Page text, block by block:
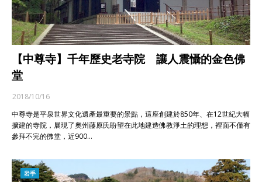
【中尊寺】千年歷史老寺院 讓人震懾的金色佛
堂
2018/10/16
中尊寺是平泉世界文化遺產最重要的景點，這座創建於850年、在12世紀大幅
擴建的寺院，展現了奧州藤原氏盼望在此地建造佛教淨土的理想，裡面不僅有
參拜不完的佛堂，近900…
岩手